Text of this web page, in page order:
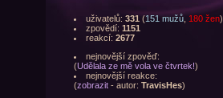
uživatelů: 331 (151 mužů, 180 žen)
zpovědí: 1151
reakcí: 2677
nejnovější zpověď:
(Udělala ze mě vola ve čtvrtek!)
nejnovější reakce:
(zobrazit- autor: TravisHes)